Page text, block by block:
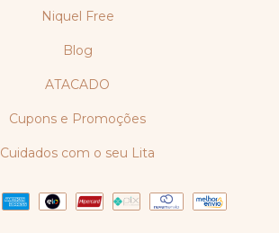
Niquel Free
Blog
ATACADO
Cupons e Promoções
Cuidados com o seu Lita